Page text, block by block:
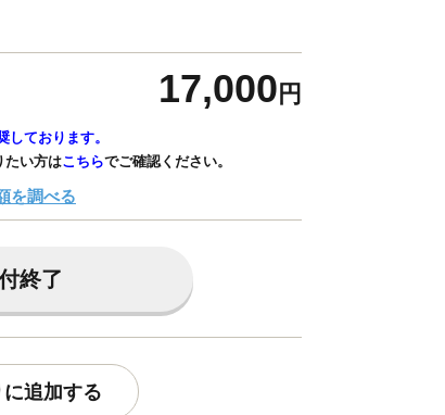
17,000 円
しております。
たい方はこちらでご確認ください。
を調べる
終了
追加する